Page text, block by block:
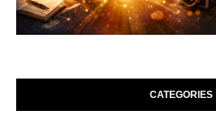
CATEGORIES